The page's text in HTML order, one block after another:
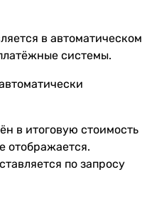
в автоматическом
системы.
в итоговую стоимость
отображается.
по запросу